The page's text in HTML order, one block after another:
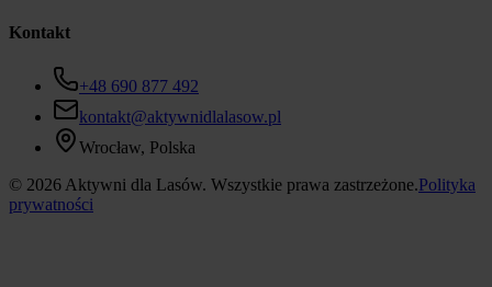
Kontakt
+48 690 877 492
kontakt@aktywnidlalasow.pl
Wrocław, Polska
© 2026 Aktywni dla Lasów. Wszystkie prawa zastrzeżone.Polityka
prywatności